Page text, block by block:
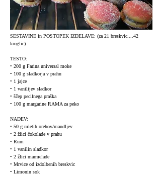
SESTAVINE in POSTOPEK IZDELAVE: (za 21 breskvic....42
kroglic)
TESTO:
• 200 g Farina universal moke
• 100 g sladkorja v prahu
• 1 jajce
• 1 vanilijev sladkor
• ščep pecilnega praška
• 100 g margarine RAMA za peko
NADEV:
• 50 g mletih orehov/mandljev
• 2 žlici čokolade v prahu
• Rum
• 1 vanilin sladkor
• 2 žlici marmelade
• Mrvice od izdolbenih breskvic
• Limonin sok